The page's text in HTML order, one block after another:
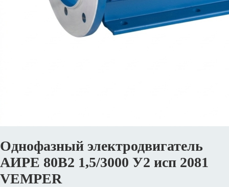
Однофазный электродвигатель
АИРЕ 80B2 1,5/3000 У2 исп 2081
VEMPER